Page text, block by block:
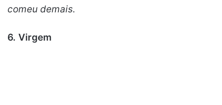
comeu demais.
6. Virgem